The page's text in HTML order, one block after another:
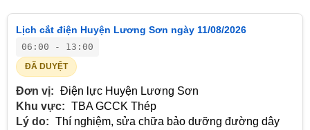
Lịch cắt điện Huyện Lương Sơn ngày 11/08/2026
06:00 - 13:00
ĐÃ DUYỆT
Đơn vị: Điện lực Huyện Lương Sơn
Khu vực: TBA GCCK Thép
Lý do: Thí nghiệm, sửa chữa bảo dưỡng đường dây